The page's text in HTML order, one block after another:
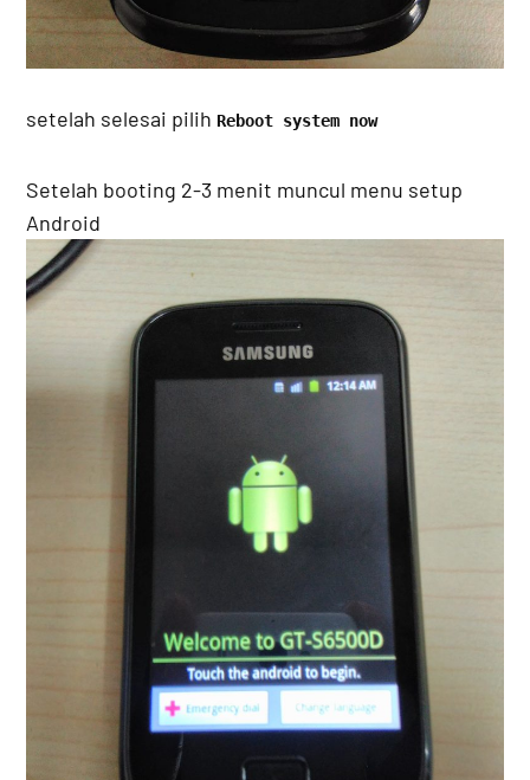
setelah selesai pilih Reboot system now
Setelah booting 2-3 menit muncul menu setup
Android